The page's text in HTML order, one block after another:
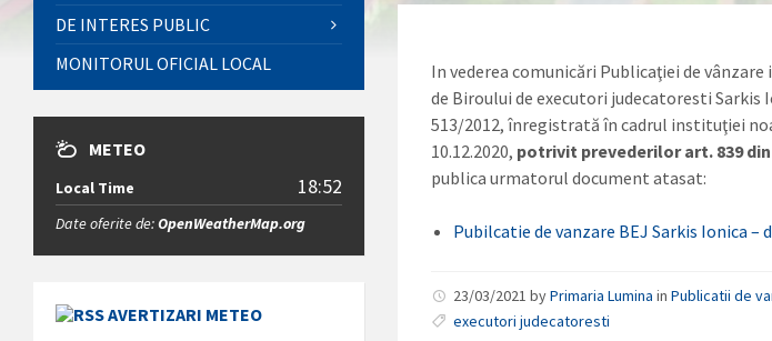
In vederea comunicări Publicaţiei de
de Biroului de executori judecatoresti Sarkis
513/2012, înregistrată în cadrul instituţiei
10.12.2020, potrivit prevederilor art. 839
publica urmatorul document atasat:
Pubilcatie de vanzare BEJ Sarkis Ionica –
23/03/2021byPrimaria Lumina inPublicatii de
executori judecatoresti
DE INTERES PUBLIC
MONITORUL OFICIAL LOCAL
METEO
Local Time 18:52
Date oferite de:OpenWeatherMap.org
AVERTIZARI METEO